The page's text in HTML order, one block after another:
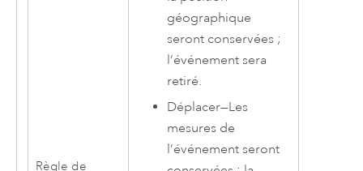
Règle de
géographique
seront conservées ;
l’événement sera
retiré.
Déplacer—Les
mesures de
l’événement seront